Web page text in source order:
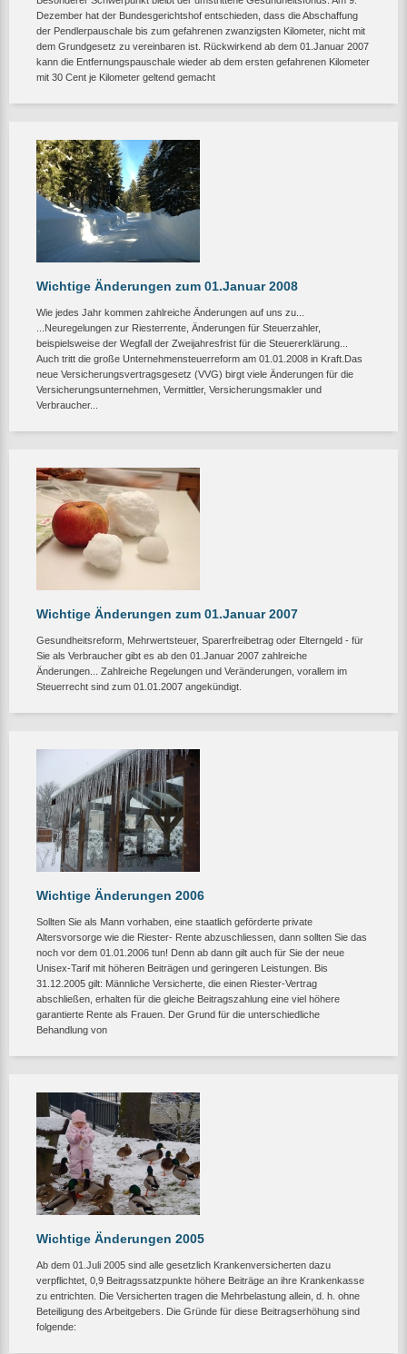
Dezember hat der Bundesgerichtshof entschieden, dass die Abschaffung
der Pendlerpauschale bis zum gefahrenen zwanzigsten Kilometer, nicht mit
dem Grundgesetz zu vereinbaren ist. Rückwirkend ab dem 01.Januar 2007
kann die Entfernungspauschale wieder ab dem ersten gefahrenen Kilometer
mit 30 Cent je Kilometer geltend gemacht
Wichtige Änderungen zum 01.Januar 2008
Wie jedes Jahr kommen zahlreiche Änderungen auf uns zu...
...Neuregelungen zur Riesterrente, Änderungen für Steuerzahler,
beispielsweise der Wegfall der Zweijahresfrist für die Steuererklärung...
Auch tritt die große Unternehmensteuerreform am 01.01.2008 in Kraft.Das
neue Versicherungsvertragsgesetz (VVG) birgt viele Änderungen für die
Versicherungsunternehmen, Vermittler, Versicherungsmakler und
Verbraucher...
Wichtige Änderungen zum 01.Januar 2007
Gesundheitsreform, Mehrwertsteuer, Sparerfreibetrag oder Elterngeld - für
Sie als Verbraucher gibt es ab den 01.Januar 2007 zahlreiche
Änderungen... Zahlreiche Regelungen und Veränderungen, vorallem im
Steuerrecht sind zum 01.01.2007 angekündigt.
Wichtige Änderungen 2006
Sollten Sie als Mann vorhaben, eine staatlich geförderte private
Altersvorsorge wie die Riester- Rente abzuschliessen, dann sollten Sie das
noch vor dem 01.01.2006 tun! Denn ab dann gilt auch für Sie der neue
Unisex-Tarif mit höheren Beiträgen und geringeren Leistungen. Bis
31.12.2005 gilt: Männliche Versicherte, die einen Riester-Vertrag
abschließen, erhalten für die gleiche Beitragszahlung eine viel höhere
garantierte Rente als Frauen. Der Grund für die unterschiedliche
Behandlung von
Wichtige Änderungen 2005
Ab dem 01.Juli 2005 sind alle gesetzlich Krankenversicherten dazu
verpflichtet, 0,9 Beitragssatzpunkte höhere Beiträge an ihre Krankenkasse
zu entrichten. Die Versicherten tragen die Mehrbelastung allein, d. h. ohne
Beteiligung des Arbeitgebers. Die Gründe für diese Beitragserhöhung sind
folgende: